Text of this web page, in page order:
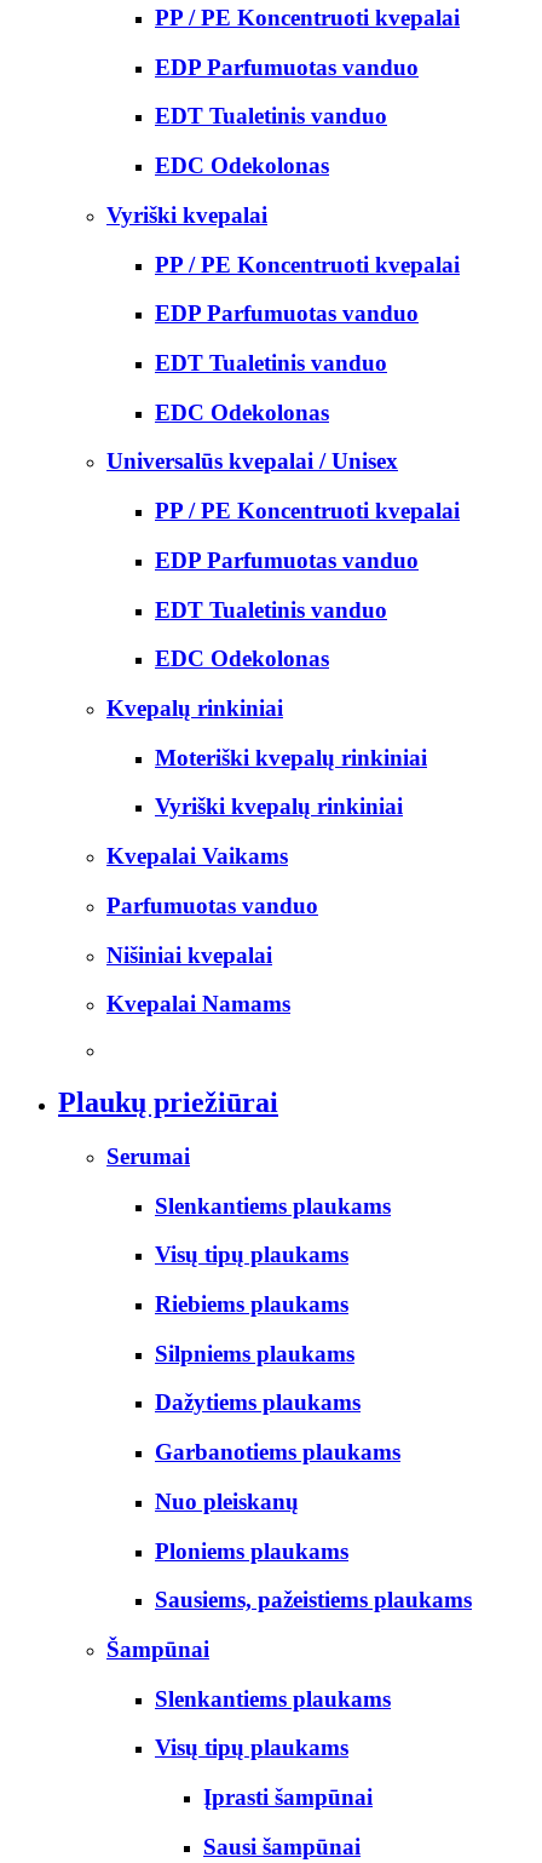
PP / PE Koncentruoti kvepalai
EDP Parfumuotas vanduo
EDT Tualetinis vanduo
EDC Odekolonas
Vyriški kvepalai
PP / PE Koncentruoti kvepalai
EDP Parfumuotas vanduo
EDT Tualetinis vanduo
EDC Odekolonas
Universalūs kvepalai / Unisex
PP / PE Koncentruoti kvepalai
EDP Parfumuotas vanduo
EDT Tualetinis vanduo
EDC Odekolonas
Kvepalų rinkiniai
Moteriški kvepalų rinkiniai
Vyriški kvepalų rinkiniai
Kvepalai Vaikams
Parfumuotas vanduo
Nišiniai kvepalai
Kvepalai Namams
Plaukų priežiūrai
Serumai
Slenkantiems plaukams
Visų tipų plaukams
Riebiems plaukams
Silpniems plaukams
Dažytiems plaukams
Garbanotiems plaukams
Nuo pleiskanų
Ploniems plaukams
Sausiems, pažeistiems plaukams
Šampūnai
Slenkantiems plaukams
Visų tipų plaukams
Įprasti šampūnai
Sausi šampūnai